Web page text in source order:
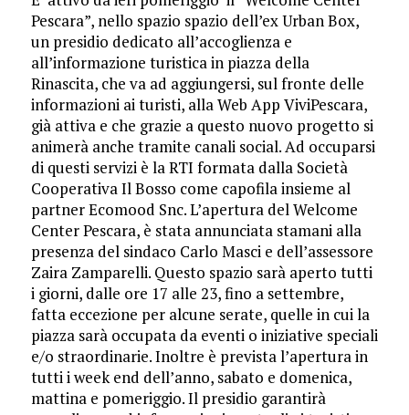
Pescara”, nello spazio spazio dell’ex Urban Box,
un presidio dedicato all’accoglienza e
all’informazione turistica in piazza della
Rinascita, che va ad aggiungersi, sul fronte delle
informazioni ai turisti, alla Web App ViviPescara,
già attiva e che grazie a questo nuovo progetto si
animerà anche tramite canali social. Ad occuparsi
di questi servizi è la RTI formata dalla Società
Cooperativa Il Bosso come capofila insieme al
partner Ecomood Snc. L’apertura del Welcome
Center Pescara, è stata annunciata stamani alla
presenza del sindaco Carlo Masci e dell’assessore
Zaira Zamparelli. Questo spazio sarà aperto tutti
i giorni, dalle ore 17 alle 23, fino a settembre,
fatta eccezione per alcune serate, quelle in cui la
piazza sarà occupata da eventi o iniziative speciali
e/o straordinarie. Inoltre è prevista l’apertura in
tutti i week end dell’anno, sabato e domenica,
mattina e pomeriggio. Il presidio garantirà